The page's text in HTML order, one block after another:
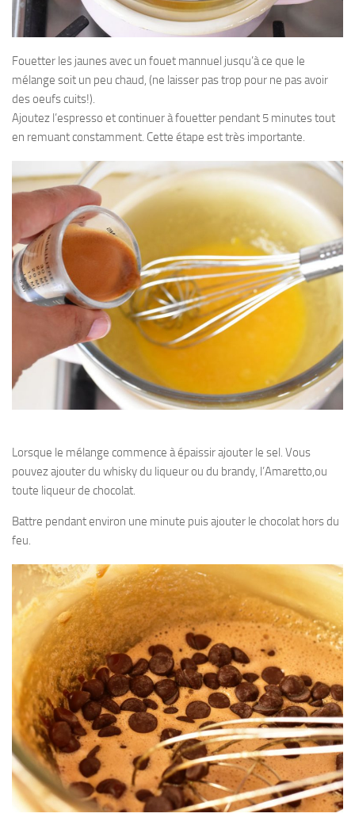
Fouetter les jaunes avec un fouet mannuel jusqu’à ce que le
mélange soit un peu chaud, (ne laisser pas trop pour ne pas avoir
des oeufs cuits!).
Ajoutez l’espresso et continuer à fouetter pendant 5 minutes tout
en remuant constamment. Cette étape est très importante.
Lorsque le mélange commence à épaissir ajouter le sel. Vous
pouvez ajouter du whisky du liqueur ou du brandy, l’Amaretto,ou
toute liqueur de chocolat.
Battre pendant environ une minute puis ajouter le chocolat hors du
feu.